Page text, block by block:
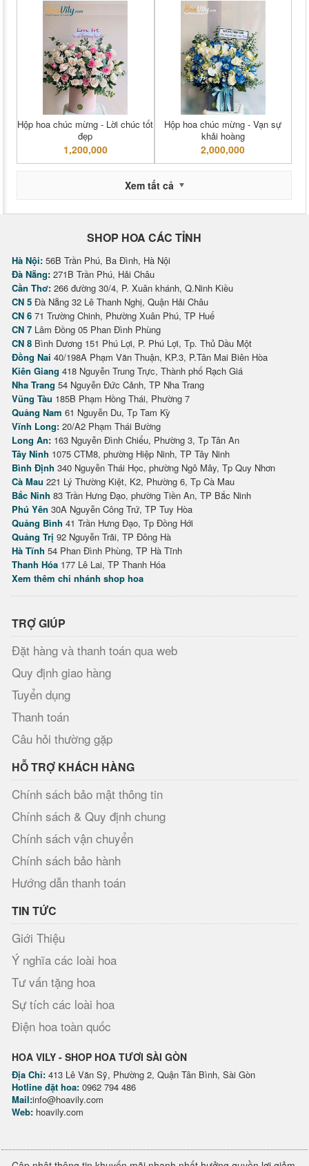
Hộp hoa chúc mừng - Lời chúc tốt
đẹp
1,200,000
Hộp hoa chúc mừng - Vạn sự
khải hoàng
2,000,000
Xem tất cả
SHOP HOA CÁC TỈNH
Hà Nội: 56B Trần Phú, Ba Đình, Hà Nội
Đà Nẵng: 271B Trần Phú, Hải Châu
Cần Thơ: 266 đường 30/4, P. Xuân khánh, Q.Ninh Kiều
CN 5 Đà Nẵng 32 Lê Thanh Nghị, Quận Hải Châu
CN 6 71 Trường Chinh, Phường Xuân Phú, TP Huế
CN 7 Lâm Đồng 05 Phan Đình Phùng
CN 8 Bình Dương 151 Phú Lợi, P. Phú Lợi, Tp. Thủ Dầu Một
Đồng Nai 40/198A Phạm Văn Thuận, KP.3, P.Tân Mai Biên Hòa
Kiên Giang 418 Nguyễn Trung Trực, Thành phố Rạch Giá
Nha Trang 54 Nguyễn Đức Cảnh, TP Nha Trang
Vũng Tàu 185B Phạm Hồng Thái, Phường 7
Quảng Nam 61 Nguyễn Du, Tp Tam Kỳ
Vĩnh Long: 20/A2 Phạm Thái Bường
Long An: 163 Nguyễn Đình Chiểu, Phường 3, Tp Tân An
Tây Ninh 1075 CTM8, phường Hiệp Ninh, TP Tây Ninh
Bình Định 340 Nguyễn Thái Học, phường Ngô Mây, Tp Quy Nhơn
Cà Mau 221 Lý Thường Kiệt, K2, Phường 6, Tp Cà Mau
Bắc Ninh 83 Trần Hưng Đạo, phường Tiền An, TP Bắc Ninh
Phú Yên 30A Nguyễn Công Trứ, TP Tuy Hòa
Quảng Bình 41 Trần Hưng Đạo, Tp Đồng Hới
Quảng Trị 92 Nguyễn Trãi, TP Đông Hà
Hà Tĩnh 54 Phan Đình Phùng, TP Hà Tĩnh
Thanh Hóa 177 Lê Lai, TP Thanh Hóa
Xem thêm chi nhánh shop hoa
TRỢ GIÚP
Đặt hàng và thanh toán qua web
Quy định giao hàng
Tuyển dụng
Thanh toán
Câu hỏi thường gặp
HỖ TRỢ KHÁCH HÀNG
Chính sách bảo mật thông tin
Chính sách & Quy định chung
Chính sách vận chuyển
Chính sách bảo hành
Hướng dẫn thanh toán
TIN TỨC
Giới Thiệu
Ý nghĩa các loài hoa
Tư vấn tặng hoa
Sự tích các loài hoa
Điện hoa toàn quốc
HOA VILY - SHOP HOA TƯƠI SÀI GÒN
Địa Chỉ: 413 Lê Văn Sỹ, Phường 2, Quận Tân Bình, Sài Gòn
Hotline đặt hoa: 0962 794 486
Mail:info@hoavily.com
Web: hoavily.com